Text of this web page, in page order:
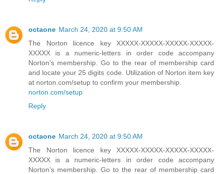
octaone March 24, 2020 at 9:50 AM
The Norton licence key XXXXX-XXXXX-XXXXX-XXXXX-
XXXXX is a numeric-letters in order code accompany
Norton’s membership. Go to the rear of membership card
and locate your 25 digits code. Utilization of Norton item key
at norton.com/setup to confirm your membership.
norton.com/setup
Reply
octaone March 24, 2020 at 9:50 AM
The Norton licence key XXXXX-XXXXX-XXXXX-XXXXX-
XXXXX is a numeric-letters in order code accompany
Norton’s membership. Go to the rear of membership card